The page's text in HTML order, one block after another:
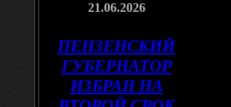
21.06.2026
ПЕНЗЕНСКИЙ
ГУБЕРНАТОР
ИЗБРАН НА